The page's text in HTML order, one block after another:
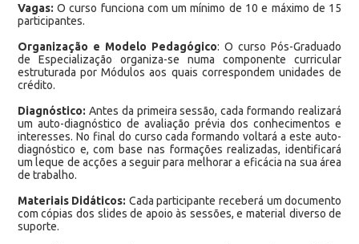
Vagas: O curso funciona com um mínimo de 10 e máximo de 15
participantes.
Organização e Modelo Pedagógico: O curso Pós-Graduado
de Especialização organiza-se numa componente curricular
estruturada por Módulos aos quais correspondem unidades de
crédito.
Diagnóstico: Antes da primeira sessão, cada formando realizará
um auto-diagnóstico de avaliação prévia dos conhecimentos e
interesses. No final do curso cada formando voltará a este auto-
diagnóstico e, com base nas formações realizadas, identificará
um leque de acções a seguir para melhorar a eficácia na sua área
de trabalho.
Materiais Didáticos: Cada participante receberá um documento
com cópias dos slides de apoio às sessões, e material diverso de
suporte.